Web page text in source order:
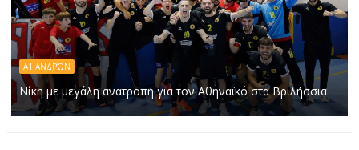
Α1 ΑΝΔΡΏΝ
Νίκη με μεγάλη ανατροπή για τον Αθηναϊκό στα Βριλήσσια